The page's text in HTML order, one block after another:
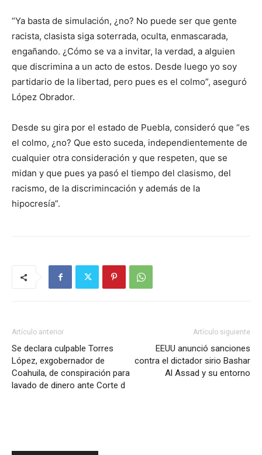
“Ya basta de simulación, ¿no? No puede ser que gente
racista, clasista siga soterrada, oculta, enmascarada,
engañando. ¿Cómo se va a invitar, la verdad, a alguien
que discrimina a un acto de estos. Desde luego yo soy
partidario de la libertad, pero pues es el colmo”, aseguró
López Obrador.
Desde su gira por el estado de Puebla, consideró que “es
el colmo, ¿no? Que esto suceda, independientemente de
cualquier otra consideración y que respeten, que se
midan y que pues ya pasó el tiempo del clasismo, del
racismo, de la discrimincación y además de la
hipocresía”.
Artículo anterior
Se declara culpable Torres
López, exgobernador de
Coahuila, de conspiración para
lavado de dinero ante Corte d
Artículo siguiente
EEUU anunció sanciones
contra el dictador sirio Bashar
Al Assad y su entorno